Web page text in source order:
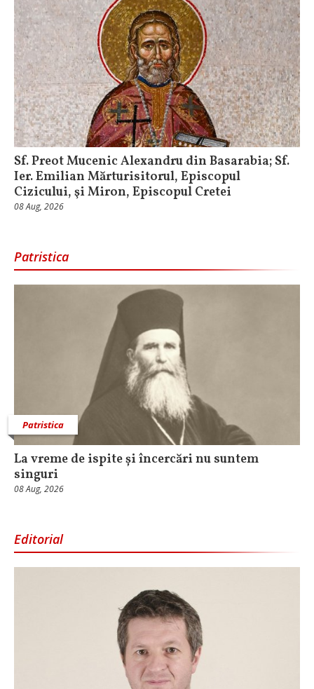
Sf. Preot Mucenic Alexandru din Basarabia; Sf.
Ier. Emilian Mărturisitorul, Episcopul
Cizicului, şi Miron, Episcopul Cretei
08 Aug, 2026
Patristica
Patristica
La vreme de ispite și încercări nu suntem
singuri
08 Aug, 2026
Editorial